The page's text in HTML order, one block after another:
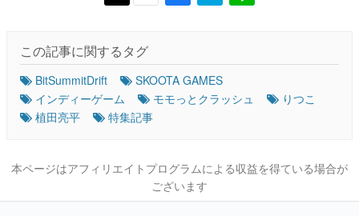
この記事に関するタグ
BitSummitDrift
SKOOTA GAMES
インディーゲーム
モモっとクラッシュ
りつこ
植田亮平
特集記事
本ページはアフィリエイトプログラムによる収益を得ている場合が
ございます